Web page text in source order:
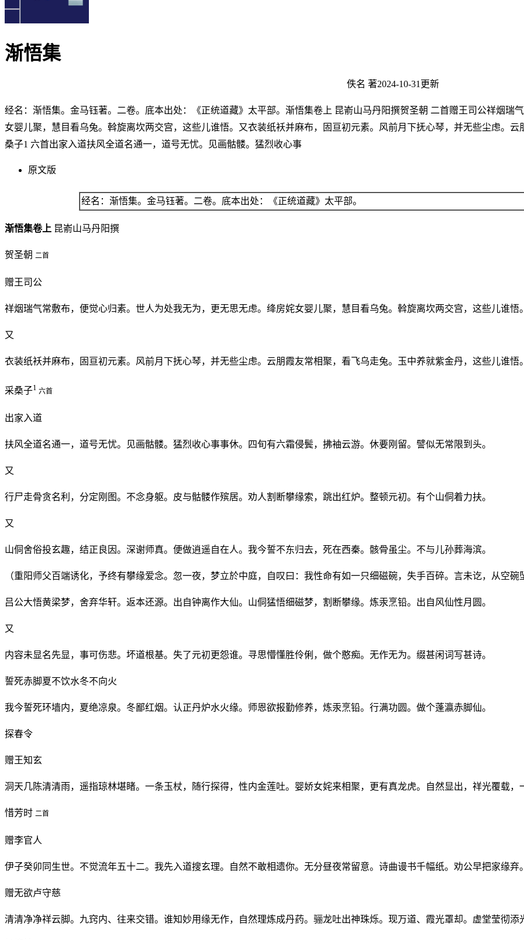
渐悟集
佚名 著2024-10-31更新
经名：渐悟集。金马钰著。二卷。底本出处：《正统道藏》太平部。渐悟集卷上 昆嵛山马丹阳撰贺圣朝 二首赠王司公祥烟瑞
女婴儿聚，慧目看乌兔。斡旋离坎两交宫，这些儿谁悟。又衣装纸袄并麻布，固亘初元素。风前月下抚心琴，并无些尘虑。
桑子1 六首出家入道扶风全道名通一，道号无忧。见画骷髅。猛烈收心事
原文版
经名：渐悟集。金马钰著。二卷。底本出处：《正统道藏》太平部。
渐悟集卷上 昆嵛山马丹阳撰
贺圣朝 二首
赠王司公
祥烟瑞气常敷布，便觉心归素。世人为处我无为，更无思无虑。绛房姹女婴儿聚，慧目看乌兔。斡旋离坎两交宫，这些儿谁悟。
又
衣装纸袄并麻布，固亘初元素。风前月下抚心琴，并无些尘虑。云朋霞友常相聚，看飞乌走兔。玉中养就紫金丹，这些儿谁悟。
采桑子1 六首
出家入道
扶风全道名通一，道号无忧。见画骷髅。猛烈收心事事休。四旬有六霜侵鬓，拂袖云游。休要刚留。譬似无常限到头。
又
行尸走骨贪名利，分定刚图。不念身躯。皮与骷髅作殡居。劝人割断攀缘索，跳出红炉。整顿元初。有个山侗着力扶。
又
山侗舍俗投玄趣，结正良因。深谢师真。便做逍遥自在人。我今誓不东归去，死在西秦。骸骨虽尘。不与儿孙葬海滨。
（重阳师父百端诱化，予终有攀缘爱念。忽一夜，梦立於中庭，自叹曰：我性命有如一只细磁碗，失手百碎。言未讫，从空
吕公大悟黄梁梦，舍弃华轩。返本还源。出自钟离作大仙。山侗猛悟细磁梦，割断攀缘。炼汞烹铅。出自风仙性月圆。
又
内容未显名先显，事可伤悲。坏道根基。失了元初更怨谁。寻思懵懂胜伶俐，做个憨痴。无作无为。缀甚闲词写甚诗。
誓死赤脚夏不饮水冬不向火
我今誓死环墙内，夏绝凉泉。冬鄙红烟。认正丹炉水火缘。师恩欲报勤修养，炼汞烹铅。行满功圆。做个蓬瀛赤脚仙。
探春令
赠王知玄
洞天几陈清清雨，遥指琼林堪睹。一条玉杖，随行探得，性内金莲吐。婴娇女姹来相聚，更有真龙虎。自然显出，祥光覆载，
惜芳时 二首
赠李官人
伊子癸卯同生世。不觉流年五十二。我先入道搜玄理。自然不敢相遗你。无分昼夜常留意。诗曲谩书千幅纸。劝公早把家缘弃
赠无欲卢守慈
清清净净祥云脚。九窍内、往来交错。谁知妙用缘无作，自然理炼成丹药。骊龙吐出神珠烁。现万道、霞光罩却。虚堂莹彻添